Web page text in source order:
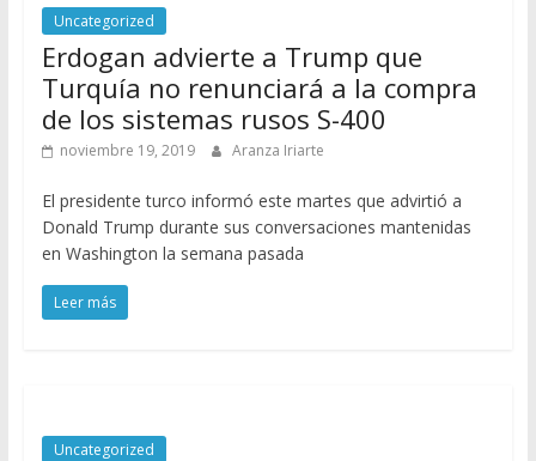
Uncategorized
Erdogan advierte a Trump que
Turquía no renunciará a la compra
de los sistemas rusos S-400
noviembre 19, 2019 Aranza Iriarte
El presidente turco informó este martes que advirtió a
Donald Trump durante sus conversaciones mantenidas
en Washington la semana pasada
Leer más
Uncategorized